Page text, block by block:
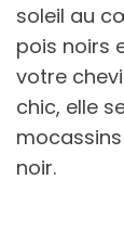
soleil au
pois noirs
votre
chic, elle
noir.